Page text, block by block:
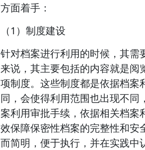
方面着手：
（1）制度建设
针对档案进行利用的时候，其需
来说，其主要包括的内容就是
项制度。这些制度都是依据档案
同，会使得利用范围也出现不
案利用审批手续，依据相关档
效保障保密性档案的完整性和
而简明，便于执行，并在实践中